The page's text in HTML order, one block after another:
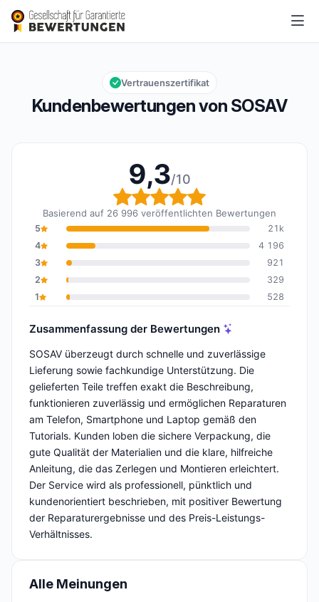
SOSAV
Gesamtbewertung: 9,3 von 10
9,3/10
Kundenbewertungen von SOSAV
Vertrauenszertifikat
9,3/10
Gesamtbewertung: 9,3
Basierend auf 26 996 veröffentlichten Bewertungen
5
21k
4
4 196
3
921
2
329
1
528
Zusammenfassung der Bewertungen
SOSAV überzeugt durch schnelle und zuverlässige
Lieferung sowie fachkundige Unterstützung. Die
gelieferten Teile treffen exakt die Beschreibung,
funktionieren zuverlässig und ermöglichen Reparaturen
am Telefon, Smartphone und Laptop gemäß den
Tutorials. Kunden loben die sichere Verpackung, die
gute Qualität der Materialien und die klare, hilfreiche
Anleitung, die das Zerlegen und Montieren erleichtert.
Der Service wird als professionell, pünktlich und
kundenorientiert beschrieben, mit positiver Bewertung
der Reparaturergebnisse und des Preis-Leistungs-
Verhältnisses.
Alle Meinungen